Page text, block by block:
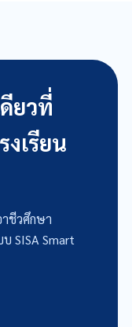
ยวที่
เรียน
ชีวศึกษา
SISA Smart